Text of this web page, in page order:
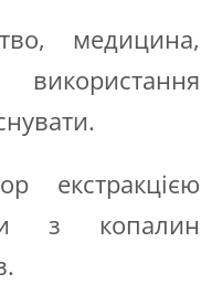
медицина,
використання
екстракцією
з копалин